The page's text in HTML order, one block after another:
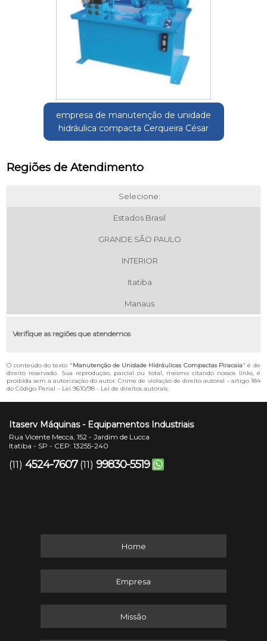
empresa de manutenção de unidade
hidráulica compacta Cerqueira César
Regiões de Atendimento
Selecione:
Estados Brasil
GRANDE SÃO PAULO
INTERIOR
Itatiba
Manaus
Verifique as regiões que atendemos
O conteúdo do texto "Manutenção de Unidade Hidráulicas Compactas Piracaia" é de
direito reservado. Sua reprodução, parcial ou total, mesmo citando nossos links, é
proibida sem a autorização do autor. Crime de violação de direito autoral – artigo 184
do Código Penal – Lei 9610/98 - Lei de direitos autorais.
Itaserv Máquinas - Equipamentos Industriais
Rua Vicente Mecca, 152 - Jardim de Lucca
Itatiba - SP - CEP: 13255-240
(11) 4524-7607 (11) 99830-5519
Home
Empresa
Missão